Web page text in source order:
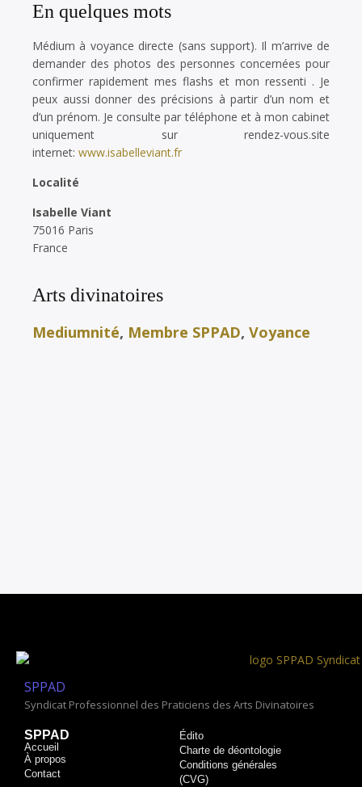
En quelques mots
Médium à voyance directe (sans support). Il m’arrive de
demander des photos des personnes concernées pour
confirmer rapidement mes flashs et mon ressenti . Je
peux aussi donner des précisions à partir d’un nom et
d’un prénom. Je consulte par téléphone et à mon cabinet
uniquement sur rendez-vous.site
internet: www.isabelleviant.fr
Localité
Isabelle Viant
75016 Paris
France
Arts divinatoires
Mediumnité, Membre SPPAD, Voyance
SPPAD
Syndicat Professionnel des Praticiens des Arts Divinatoires
SPPAD
Accueil
À propos
Contact
Édito
Charte de déontologie
Conditions générales
(CVG)​